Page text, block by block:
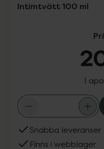
Intimtvätt 100 ml
I
Snabba leveranser
Finns i webblager